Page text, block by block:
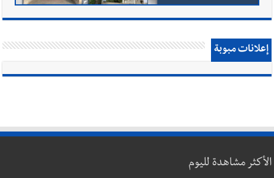
إعلانات مبوبة
الأكثر مشاهدة لليوم